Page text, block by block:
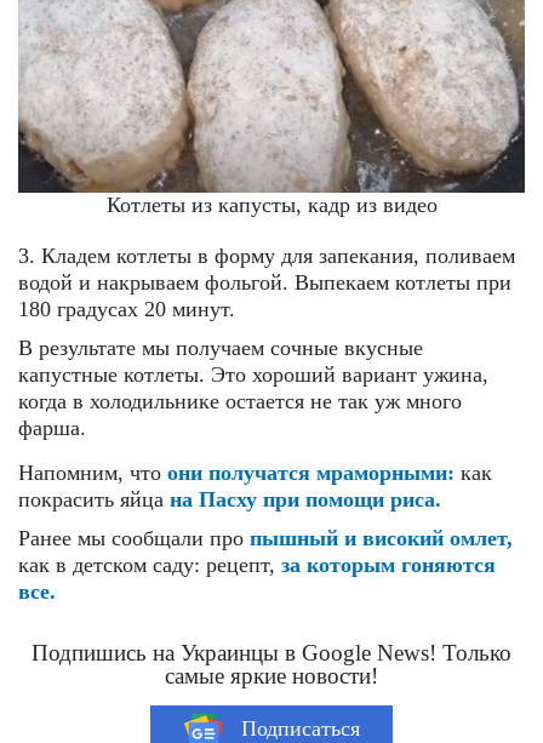
Котлеты из капусты, кадр из видео
3. Кладем котлеты в форму для запекания, поливаем
водой и накрываем фольгой. Выпекаем котлеты при
180 градусах 20 минут.
В результате мы получаем сочные вкусные
капустные котлеты. Это хороший вариант ужина,
когда в холодильнике остается не так уж много
фарша.
Напомним, что они получатся мраморными: как
покрасить яйца на Пасху при помощи риса.
Ранее мы сообщали про пышный и високий омлет,
как в детском саду: рецепт, за которым гоняются
все.
Подпишись на Украинцы в Google News! Только
самые яркие новости!
Подписаться